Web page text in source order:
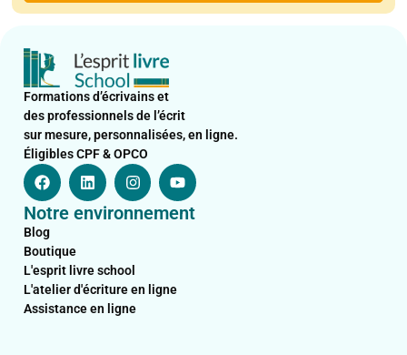
Formations d’écrivains et
des professionnels de l’écrit
sur mesure, personnalisées, en ligne.
Éligibles CPF & OPCO
F
a
c
e
b
o
k
L
i
n
k
n
I
n
s
t
r
a
m
Y
o
u
t
Notre environnement
Blog
Boutique
L'esprit livre school
L'atelier d'écriture en ligne
Assistance en ligne